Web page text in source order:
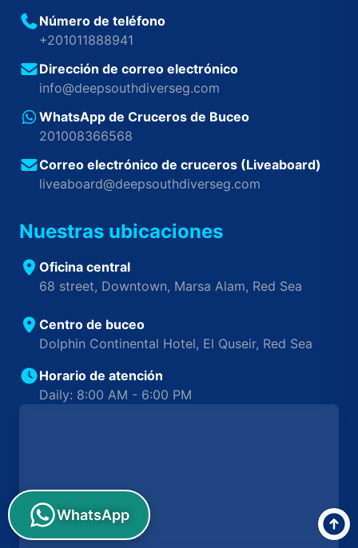
Número de teléfono
+201011888941
Dirección de correo electrónico
info@deepsouthdiverseg.com
WhatsApp de Cruceros de Buceo
201008366568
Correo electrónico de cruceros (Liveaboard)
liveaboard@deepsouthdiverseg.com
Nuestras ubicaciones
Oficina central
68 street, Downtown, Marsa Alam, Red Sea
Centro de buceo
Dolphin Continental Hotel, El Quseir, Red Sea
Horario de atención
Daily: 8:00 AM - 6:00 PM
WhatsApp